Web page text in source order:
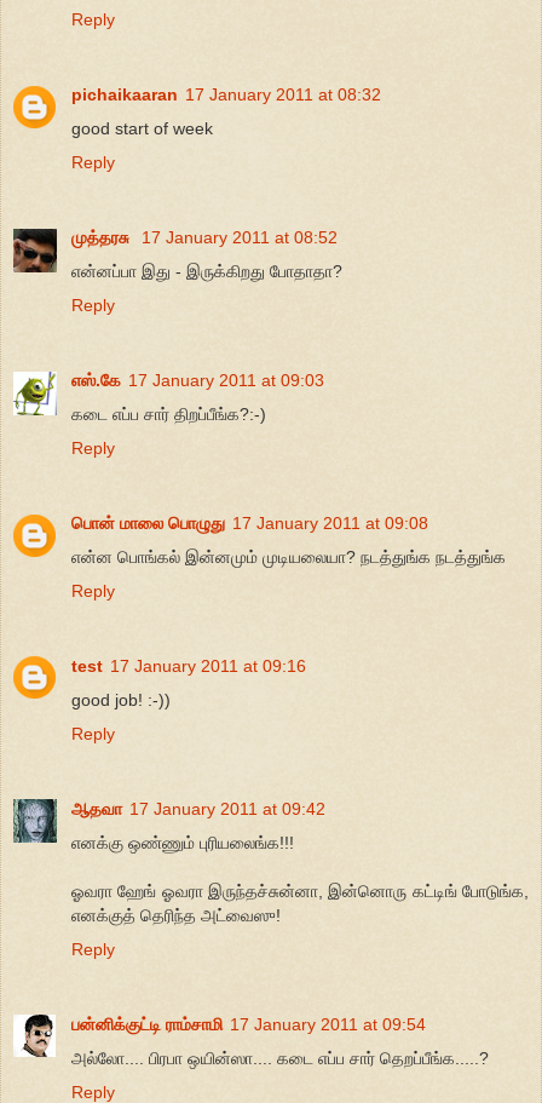
Reply
pichaikaaran 17 January 2011 at 08:32
good start of week
Reply
முத்தரசு
17 January 2011 at 08:52
என்னப்பா இது - இருக்கிறது போதாதா?
Reply
எஸ்.கே 17 January 2011 at 09:03
கடை எப்ப சார் திறப்பீங்க?:-)
Reply
பொன் மாலை பொழுது 17 January 2011 at 09:08
என்ன பொங்கல் இன்னமும் முடியலையா? நடத்துங்க நடத்துங்க
Reply
test 17 January 2011 at 09:16
good job! :-))
Reply
ஆதவா 17 January 2011 at 09:42
எனக்கு ஒண்ணும் புரியலைங்க!!!
ஓவரா ஹேங் ஓவரா இருந்தச்சுன்னா, இன்னொரு கட்டிங் போடுங்க,
எனக்குத் தெரிந்த அட்வைஸு!
Reply
பன்னிக்குட்டி ராம்சாமி 17 January 2011 at 09:54
அல்லோ.... பிரபா ஒயின்ஸா.... கடை எப்ப சார் தெறப்பீங்க.....?
Reply